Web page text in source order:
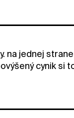
na jednej
cynik si